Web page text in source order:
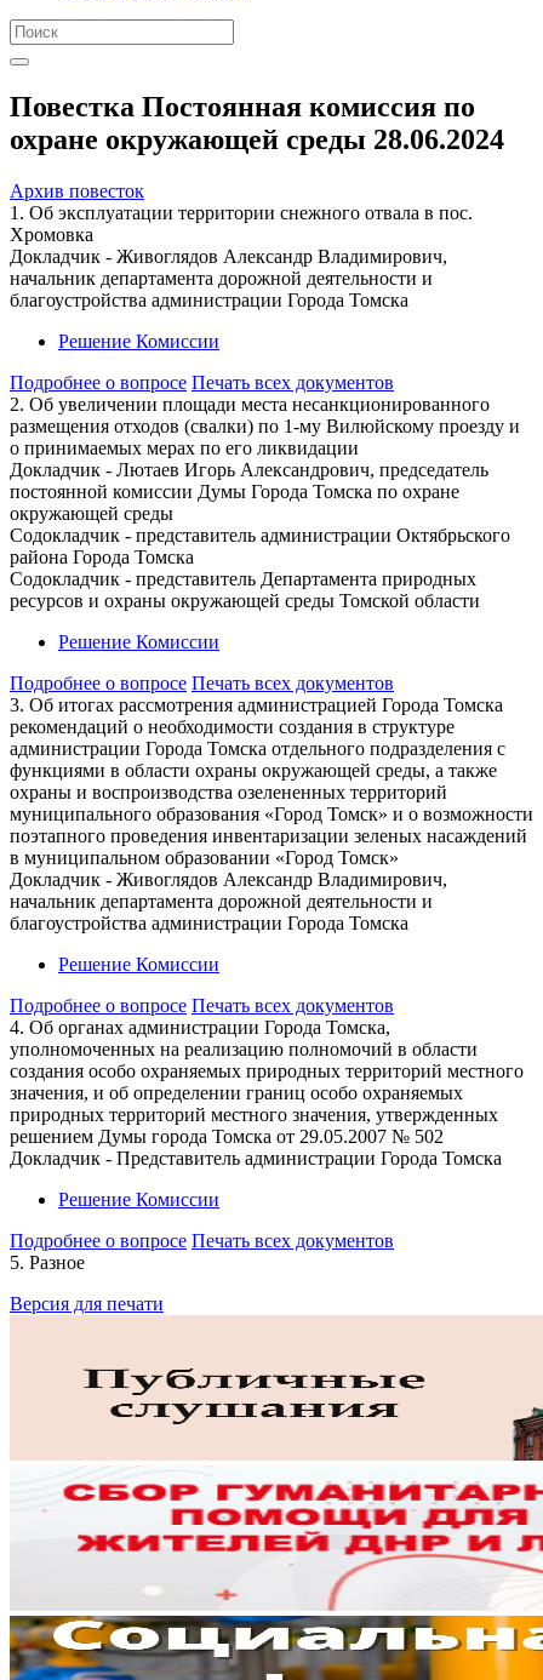
Повестка Постоянная комиссия по
охране окружающей среды 28.06.2024
Архив повесток
1. Об эксплуатации территории снежного отвала в пос.
Хромовка
Докладчик - Живоглядов Александр Владимирович,
начальник департамента дорожной деятельности и
благоустройства администрации Города Томска
Решение Комиссии
Подробнее о вопросе Печать всех документов
2. Об увеличении площади места несанкционированного
размещения отходов (свалки) по 1-му Вилюйскому проезду и
о принимаемых мерах по его ликвидации
Докладчик - Лютаев Игорь Александрович, председатель
постоянной комиссии Думы Города Томска по охране
окружающей среды
Содокладчик - представитель администрации Октябрьского
района Города Томска
Содокладчик - представитель Департамента природных
ресурсов и охраны окружающей среды Томской области
Решение Комиссии
Подробнее о вопросе Печать всех документов
3. Об итогах рассмотрения администрацией Города Томска
рекомендаций о необходимости создания в структуре
администрации Города Томска отдельного подразделения с
функциями в области охраны окружающей среды, а также
охраны и воспроизводства озелененных территорий
муниципального образования «Город Томск» и о возможности
поэтапного проведения инвентаризации зеленых насаждений
в муниципальном образовании «Город Томск»
Докладчик - Живоглядов Александр Владимирович,
начальник департамента дорожной деятельности и
благоустройства администрации Города Томска
Решение Комиссии
Подробнее о вопросе Печать всех документов
4. Об органах администрации Города Томска,
уполномоченных на реализацию полномочий в области
создания особо охраняемых природных территорий местного
значения, и об определении границ особо охраняемых
природных территорий местного значения, утвержденных
решением Думы города Томска от 29.05.2007 № 502
Докладчик - Представитель администрации Города Томска
Решение Комиссии
Подробнее о вопросе Печать всех документов
5. Разное
Версия для печати